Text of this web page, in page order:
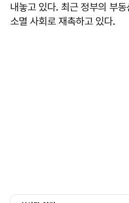
내놓고 있다. 최근 정부의 부
소멸 사회로 재촉하고 있다.